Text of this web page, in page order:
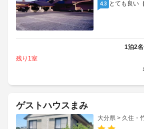
4.3 とても良い
1泊2
残り1室
ゲストハウスまみ
大分県 > 久住・